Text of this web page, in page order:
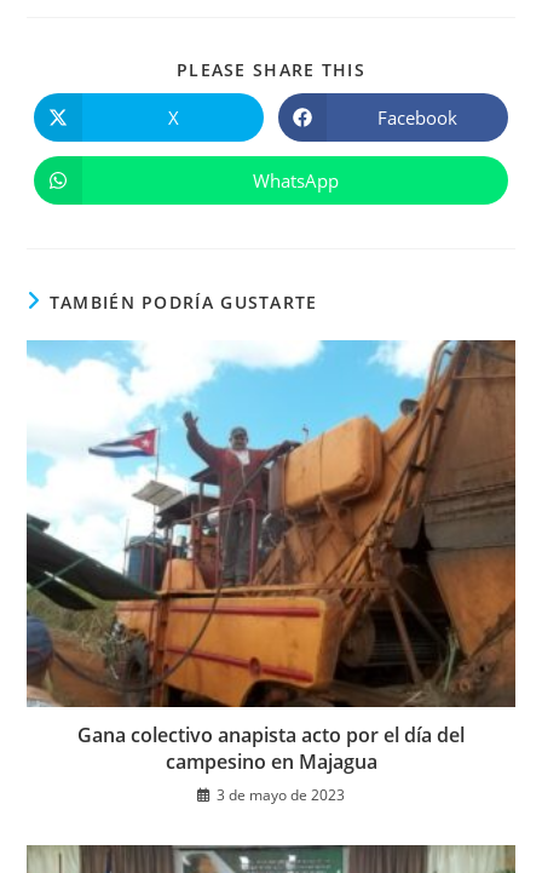
PLEASE SHARE THIS
abre
en
ventana
X Se
abre
en
ventana
Facebook
Se
abre
WhatsApp
TAMBIÉN PODRÍA GUSTARTE
Gana colectivo anapista acto por el día del
campesino en Majagua
3 de mayo de 2023